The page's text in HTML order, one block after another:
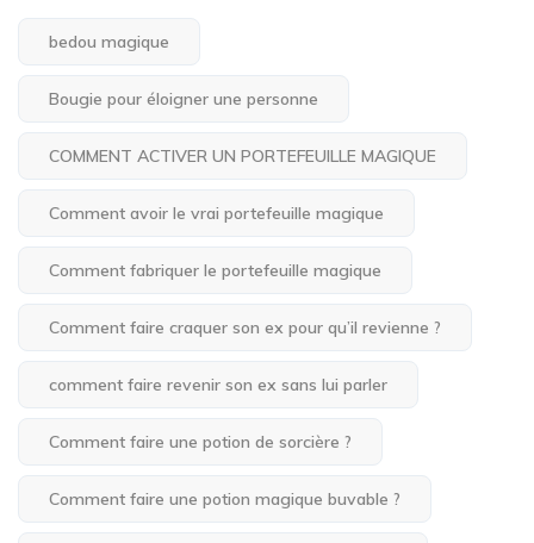
bedou magique
Bougie pour éloigner une personne
COMMENT ACTIVER UN PORTEFEUILLE MAGIQUE
Comment avoir le vrai portefeuille magique
Comment fabriquer le portefeuille magique
Comment faire craquer son ex pour qu’il revienne ?
comment faire revenir son ex sans lui parler
Comment faire une potion de sorcière ?
Comment faire une potion magique buvable ?